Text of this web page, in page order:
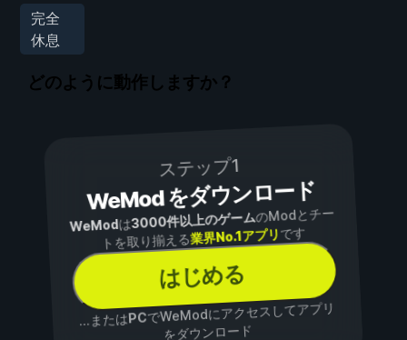
完全
休息
どのように動作しますか？
ステップ1
WeMod をダウンロード
WeModは3000件以上のゲームのModとチー
トを取り揃える業界No.1アプリです
はじめる
...またはPCでWeModにアクセスしてアプリ
をダウンロード